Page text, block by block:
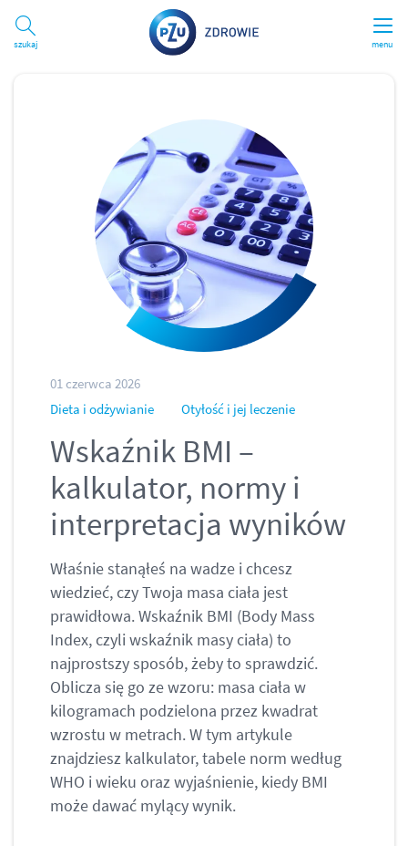
menu
Szukaj
01 czerwca 2026
Dieta i odżywianie
Otyłość i jej leczenie
Wskaźnik BMI –
kalkulator, normy i
interpretacja wyników
Właśnie stanąłeś na wadze i chcesz
wiedzieć, czy Twoja masa ciała jest
prawidłowa. Wskaźnik BMI (Body Mass
Index, czyli wskaźnik masy ciała) to
najprostszy sposób, żeby to sprawdzić.
Oblicza się go ze wzoru: masa ciała w
kilogramach podzielona przez kwadrat
wzrostu w metrach. W tym artykule
znajdziesz kalkulator, tabele norm według
WHO i wieku oraz wyjaśnienie, kiedy BMI
może dawać mylący wynik.